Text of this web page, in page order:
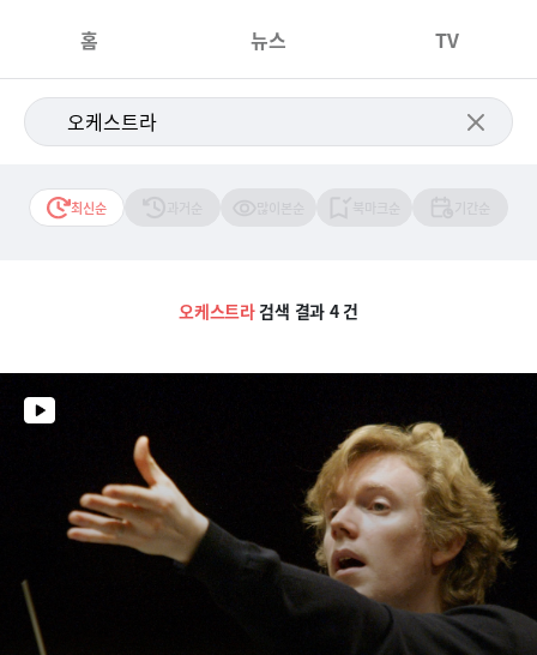
홈 뉴스 TV
최신순
오케스트라검색 결과 4 건